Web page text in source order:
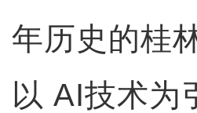
年历史的桂
以 AI技术为